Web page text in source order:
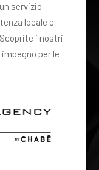
servizio
locale e
i nostri
per le